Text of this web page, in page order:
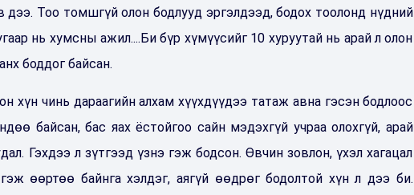
дээ. Тоо томшгүй олон бодлууд эргэлдээд, бодох тоолонд нүдний
нь хумсны ажил....Би бүр хүмүүсийг 10 хуруутай нь арай л олон
боддог байсан.
хүн чинь дараагийн алхам хүүхдүүдээ татаж авна гэсэн бодлоос
байсан, бас яах ёстойгоо сайн мэдэхгүй учраа олохгүй, арай
Гэхдээ л зүтгээд үзнэ гэж бодсон. Өвчин зовлон, үхэл хагацал
өөртөө байнга хэлдэг, аягүй өөдрөг бодолтой хүн л дээ би.